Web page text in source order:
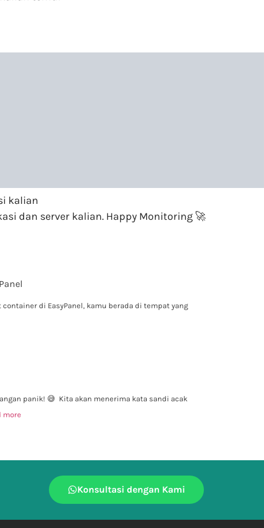
kalian
dan server kalian. Happy Monitoring 🚀
di EasyPanel, kamu berada di tempat yang
panik! 😅 Kita akan menerima kata sandi acak
more
Konsultasi dengan Kami